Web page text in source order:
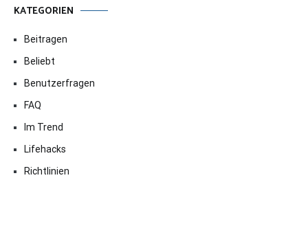
KATEGORIEN
Beitragen
Beliebt
Benutzerfragen
FAQ
Im Trend
Lifehacks
Richtlinien